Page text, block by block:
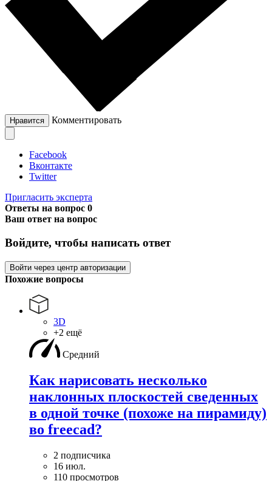
Нравится Комментировать
Facebook
Вконтакте
Twitter
Пригласить эксперта
Ответы на вопрос 0
Ваш ответ на вопрос
Войдите, чтобы написать ответ
Войти через центр авторизации
Похожие вопросы
3D
+2 ещё
Средний
Как нарисовать несколько
наклонных плоскостей сведенных
в одной точке (похоже на пирамиду)
во freecad?
2 подписчика
16 июл.
110 просмотров